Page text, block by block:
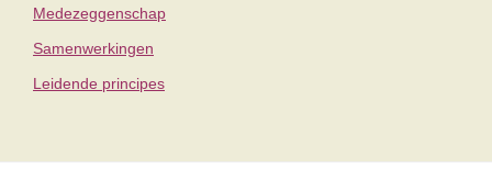
Medezeggenschap
Samenwerkingen
Leidende principes